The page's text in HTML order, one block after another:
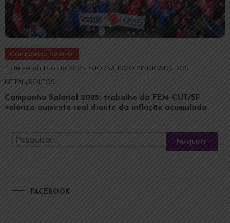
Campanha Salarial
11 de setembro de 2025
JORNALISMO SINDICATO DOS
METALURGICOS
Campanha Salarial 2025: trabalho da FEM-CUT/SP
valoriza aumento real diante da inflação acumulada
FACEBOOK